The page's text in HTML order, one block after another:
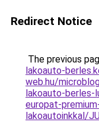
Redirect Notice
The previous
lakoauto-
web.hu/
lakoauto-
europat-
lakoautoinkkal/